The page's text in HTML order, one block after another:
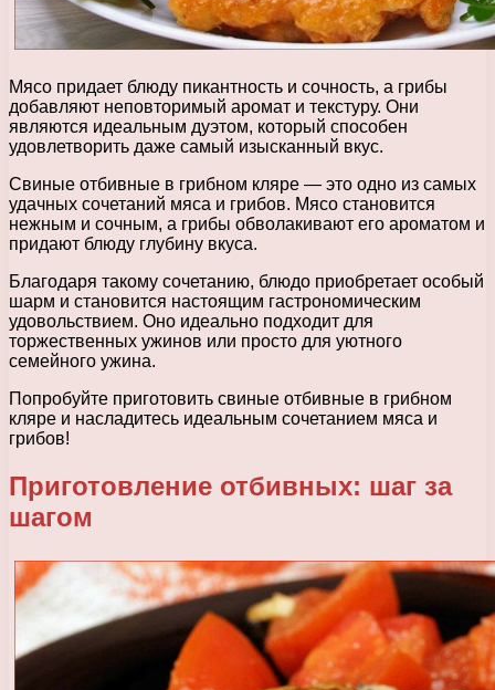
Мясо придает блюду пикантность и сочность, а грибы
добавляют неповторимый аромат и текстуру. Они
являются идеальным дуэтом, который способен
удовлетворить даже самый изысканный вкус.
Свиные отбивные в грибном кляре — это одно из самых
удачных сочетаний мяса и грибов. Мясо становится
нежным и сочным, а грибы обволакивают его ароматом и
придают блюду глубину вкуса.
Благодаря такому сочетанию, блюдо приобретает особый
шарм и становится настоящим гастрономическим
удовольствием. Оно идеально подходит для
торжественных ужинов или просто для уютного
семейного ужина.
Попробуйте приготовить свиные отбивные в грибном
кляре и насладитесь идеальным сочетанием мяса и
грибов!
Приготовление отбивных: шаг за
шагом